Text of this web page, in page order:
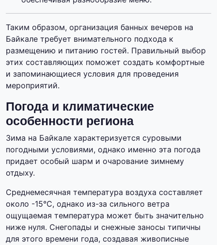
Таким образом, организация банных вечеров на
Байкале требует внимательного подхода к
размещению и питанию гостей. Правильный выбор
этих составляющих поможет создать комфортные
и запоминающиеся условия для проведения
мероприятий.
Погода и климатические
особенности региона
Зима на Байкале характеризуется суровыми
погодными условиями, однако именно эта погода
придает особый шарм и очарование зимнему
отдыху.
Среднемесячная температура воздуха составляет
около -15°C, однако из-за сильного ветра
ощущаемая температура может быть значительно
ниже нуля. Снегопады и снежные заносы типичны
для этого времени года, создавая живописные